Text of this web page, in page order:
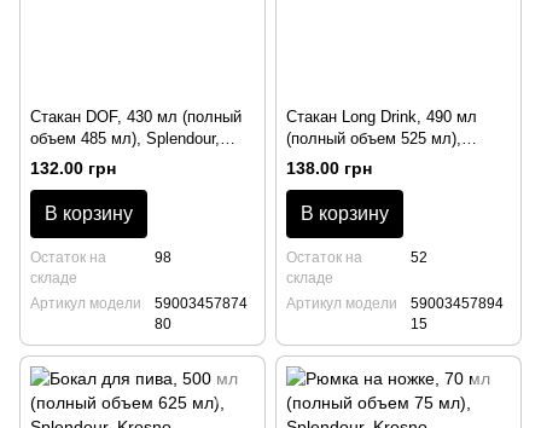
Стакан DOF, 430 мл (полный
объем 485 мл), Splendour,
Krosno
132.00 грн
В корзину
Остаток на
складе
98
Артикул модели
59003457874
80
Стакан Long Drink, 490 мл
(полный объем 525 мл),
Splendour, Krosno
138.00 грн
В корзину
Остаток на
складе
52
Артикул модели
59003457894
15